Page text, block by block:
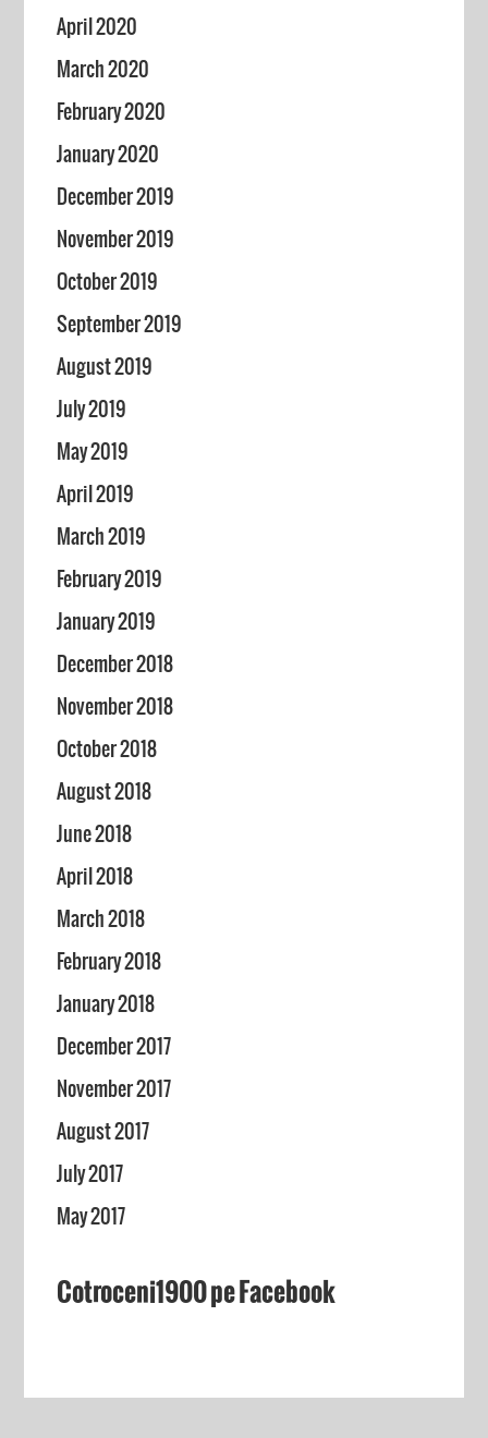
April 2020
March 2020
February 2020
January 2020
December 2019
November 2019
October 2019
September 2019
August 2019
July 2019
May 2019
April 2019
March 2019
February 2019
January 2019
December 2018
November 2018
October 2018
August 2018
June 2018
April 2018
March 2018
February 2018
January 2018
December 2017
November 2017
August 2017
July 2017
May 2017
Cotroceni1900 pe Facebook